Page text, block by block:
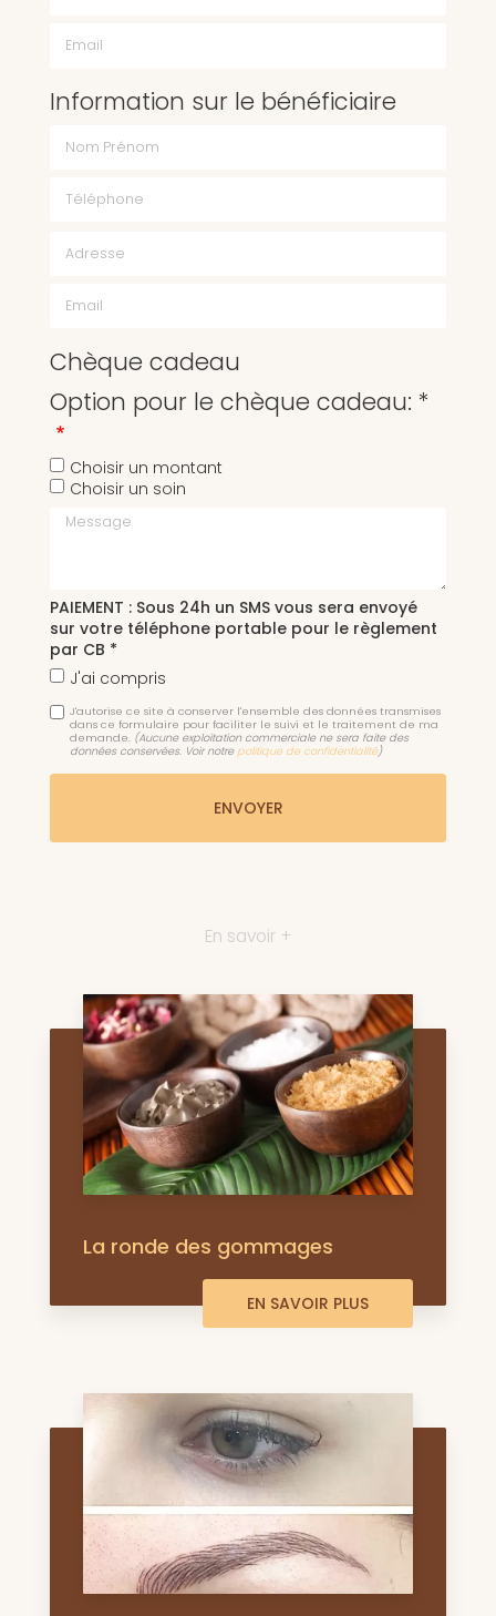
Information sur le bénéficiaire
Chèque cadeau
Option pour le chèque cadeau: *
Choisir un montant
Choisir un soin
Message
PAIEMENT : Sous 24h un SMS vous sera envoyé
sur votre téléphone portable pour le règlement
par CB *
J'ai compris
J'autorise ce site à conserver l'ensemble des données transmises
dans ce formulaire pour faciliter le suivi et le traitement de ma
demande. (Aucune exploitation commerciale ne sera faite des
données conservées. Voir notre politique de confidentialité)
En savoir +
La ronde des gommages
EN SAVOIR PLUS